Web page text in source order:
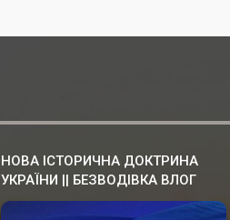
НОВА ІСТОРИЧНА ДОКТРИНА
УКРАЇНИ || БЕЗВОДІВКА ВЛОГ